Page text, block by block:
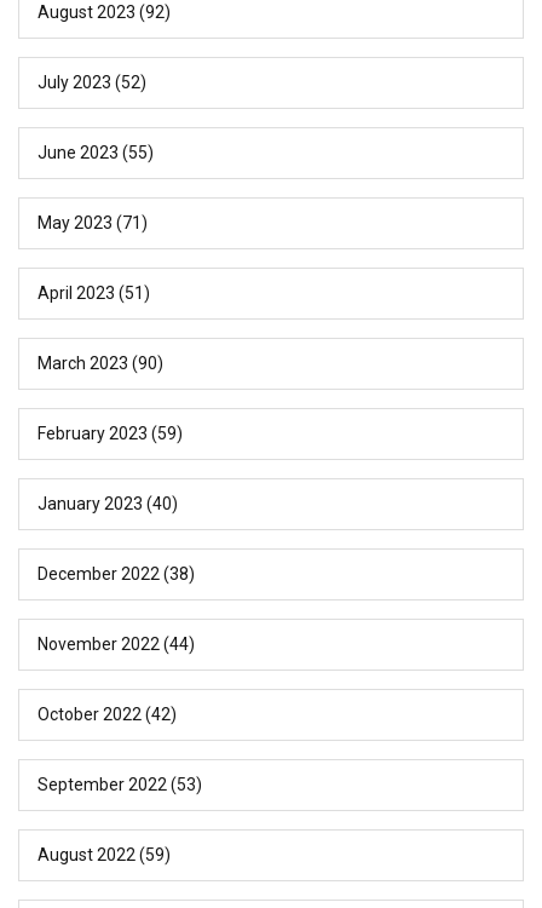
August 2023 (92)
July 2023 (52)
June 2023 (55)
May 2023 (71)
April 2023 (51)
March 2023 (90)
February 2023 (59)
January 2023 (40)
December 2022 (38)
November 2022 (44)
October 2022 (42)
September 2022 (53)
August 2022 (59)